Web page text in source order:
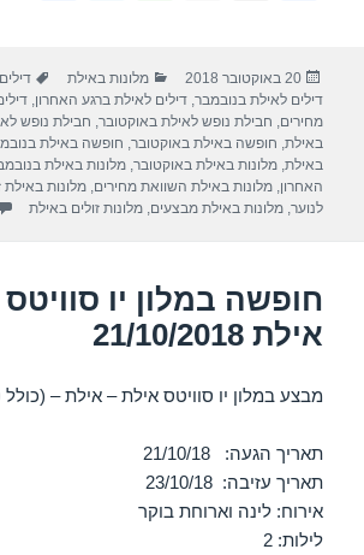
e
b
o
o
s
A
p
p
gr
a
m
e
פורסם
בתאריך
20 באוקטובר 2018 קטגוריות
מלונות באילת תגיות
דילים לאילת בנובמבר,דילים לאילת ברגע האחרון,
מחירים, חבילת נופש לאילת באוקטובר, חבילת נופש
באילת, חופשה באילת באוקטובר, חופשה באילת
באילת,מלונות באילת באוקטובר,מלונות באילת
האחרון,מלונות באילת השוואת מחירים,מלונות באילת
לנוער,מלונות באילת מבצעים,מלונות זולים באילת
חופשה במלון יו
אילת 21/10/2018
מבצע במלון יו סוויטס אילת – אילת – (כולל
תאריך הגעה: 21/10/18
תאריך עזיבה: 23/10/18
אירוח: לינה וארוחת בוקר
לילות: 2